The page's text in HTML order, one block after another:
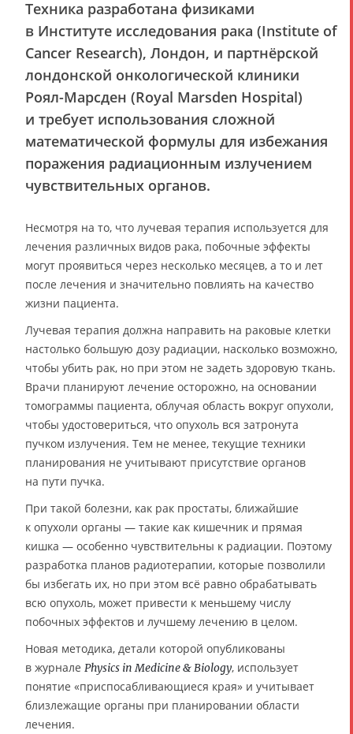
Техника разработана физиками
в Институте исследования рака (Institute of
Cancer Research), Лондон, и партнёрской
лондонской онкологической клиники
Роял-Марсден (Royal Marsden Hospital)
и требует использования сложной
математической формулы для избежания
поражения радиационным излучением
чувствительных органов.
Несмотря на то, что лучевая терапия используется для
лечения различных видов рака, побочные эффекты
могут проявиться через несколько месяцев, а то и лет
после лечения и значительно повлиять на качество
жизни пациента.
Лучевая терапия должна направить на раковые клетки
настолько большую дозу радиации, насколько возможно,
чтобы убить рак, но при этом не задеть здоровую ткань.
Врачи планируют лечение осторожно, на основании
томограммы пациента, облучая область вокруг опухоли,
чтобы удостовериться, что опухоль вся затронута
пучком излучения. Тем не менее, текущие техники
планирования не учитывают присутствие органов
на пути пучка.
При такой болезни, как рак простаты, ближайшие
к опухоли органы — такие как кишечник и прямая
кишка — особенно чувствительны к радиации. Поэтому
разработка планов радиотерапии, которые позволили
бы избегать их, но при этом всё равно обрабатывать
всю опухоль, может привести к меньшему числу
побочных эффектов и лучшему лечению в целом.
Новая методика, детали которой опубликованы
в журнале Physics in Medicine & Biology, использует
понятие «приспосабливающиеся края» и учитывает
близлежащие органы при планировании области
лечения.